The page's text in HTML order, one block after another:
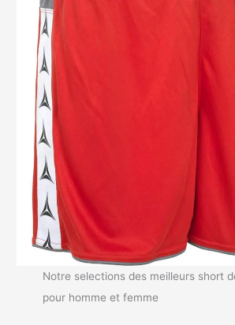
Notre selections des meilleurs short
pour homme et femme